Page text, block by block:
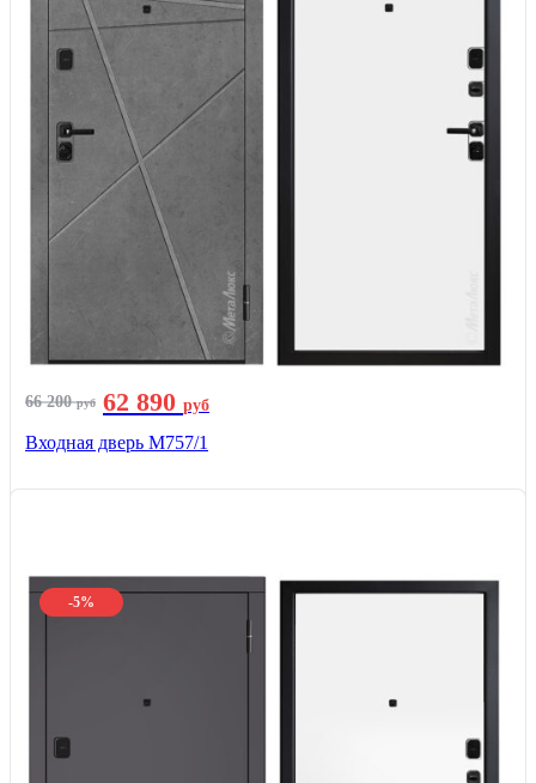
66 200руб 62 890 руб
Входная дверь М757/1
-5%